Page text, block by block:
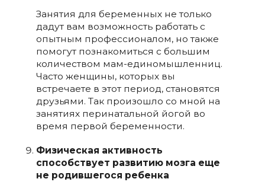
Занятия для беременных не только
дадут вам возможность работать с
опытным профессионалом, но также
помогут познакомиться с большим
количеством мам-единомышленниц.
Часто женщины, которых вы
встречаете в этот период, становятся
друзьями. Так произошло со мной на
занятиях перинатальной йогой во
время первой беременности.
Физическая активность
способствует развитию мозга еще
не родившегося ребенка